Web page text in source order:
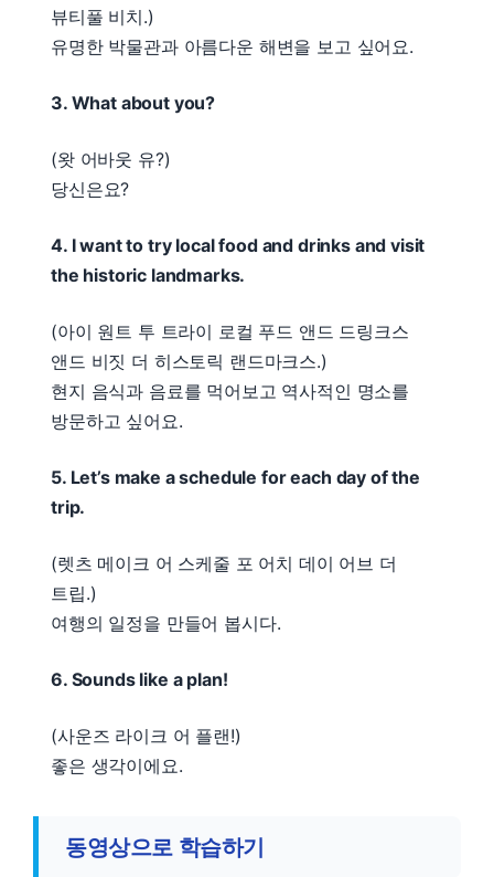
뷰티풀 비치.)
유명한 박물관과 아름다운 해변을 보고 싶어요.
3. What about you?
(왓 어바웃 유?)
당신은요?
4. I want to try local food and drinks and visit
the historic landmarks.
(아이 원트 투 트라이 로컬 푸드 앤드 드링크스
앤드 비짓 더 히스토릭 랜드마크스.)
현지 음식과 음료를 먹어보고 역사적인 명소를
방문하고 싶어요.
5. Let’s make a schedule for each day of the
trip.
(렛츠 메이크 어 스케줄 포 어치 데이 어브 더
트립.)
여행의 일정을 만들어 봅시다.
6. Sounds like a plan!
(사운즈 라이크 어 플랜!)
좋은 생각이에요.
동영상으로 학습하기